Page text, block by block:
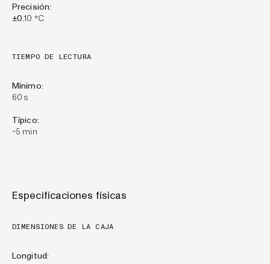
Precisión:
±0,10 °C
TIEMPO DE LECTURA
Mínimo:
60 s
Típico:
~5 min
Especificaciones físicas
DIMENSIONES DE LA CAJA
Longitud: